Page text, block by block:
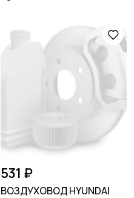
531 ₽
ВОЗДУХОВОД HYUNDAI